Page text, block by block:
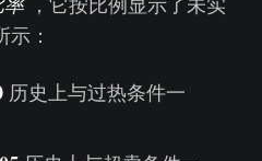
：
历史上与过热条件一